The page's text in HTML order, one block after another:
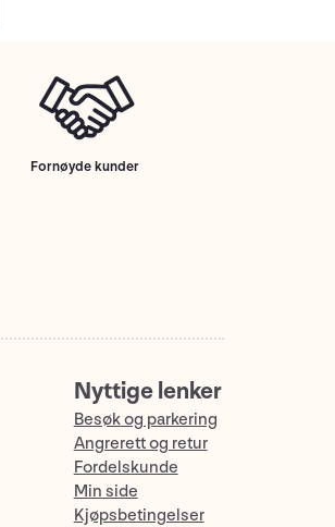
Fornøyde kunder
Nyttige lenker
Besøk og parkering
Angrerett og retur
Fordelskunde
Min side
Kjøpsbetingelser